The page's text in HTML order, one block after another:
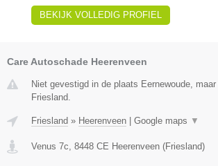
BEKIJK VOLLEDIG PROFIEL
Care Autoschade Heerenveen
Niet gevestigd in de plaats Eernewoude,
Friesland.
Friesland » Heerenveen Google maps ▼
Venus 7c, 8448 CE Heerenveen (Friesland)